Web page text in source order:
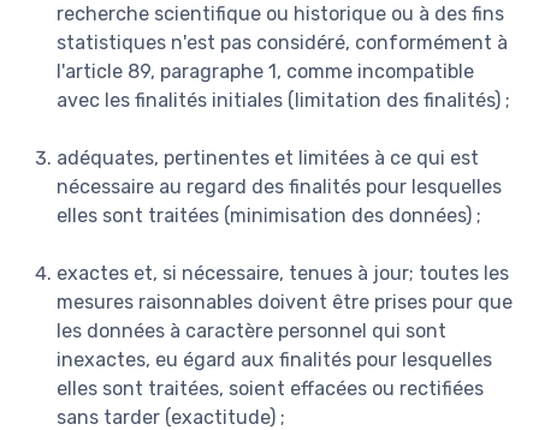
recherche scientifique ou historique ou à des fins
statistiques n'est pas considéré, conformément à
l'article 89, paragraphe 1, comme incompatible
avec les finalités initiales (limitation des finalités) ;
adéquates, pertinentes et limitées à ce qui est
nécessaire au regard des finalités pour lesquelles
elles sont traitées (minimisation des données) ;
exactes et, si nécessaire, tenues à jour; toutes les
mesures raisonnables doivent être prises pour que
les données à caractère personnel qui sont
inexactes, eu égard aux finalités pour lesquelles
elles sont traitées, soient effacées ou rectifiées
sans tarder (exactitude) ;